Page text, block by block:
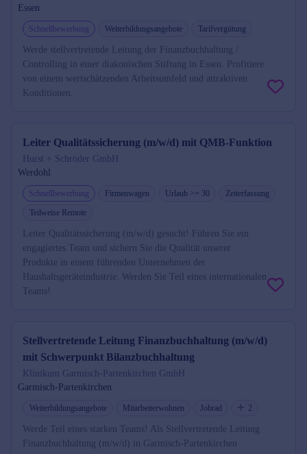
Essen
Schnellbewerbung Weiterbildungsangebote Tarifvergütung
Werde stellvertretende Leitung der Finanzbuchhaltung /
Controlling in einer diakonischen Stiftung in Essen. Profitiere
von einem wertschätzenden Arbeitsumfeld und attraktiven
Konditionen.
Leiter Qualitätssicherung (m/w/d) mit QMB-Funktion
Hurst + Schröder GmbH
Werdohl
Schnellbewerbung Firmenwagen Urlaub >= 30
Zeiterfassung
Teilweise Remote
Leiter Qualitätssicherung (m/w/d) gesucht! Führen Sie ein
engagiertes Team und sichern Sie die Qualität unserer
Produkte in einem führenden Unternehmen der
Haushaltsgeräteindustrie. Werden Sie Teil eines internationalen
Teams!
Stellvertretende Leitung Finanzbuchhaltung (m/w/d)
mit Schwerpunkt Bilanzbuchhaltung
Klinikum Garmisch-Partenkirchen GmbH
Garmisch-Partenkirchen
Weiterbildungsangebote Mitarbeiterwohnen Jobrad 2
Werde Teil eines starken Teams! Als Stellvertretende Leitung
Finanzbuchhaltung (m/w/d) in Garmisch-Partenkirchen